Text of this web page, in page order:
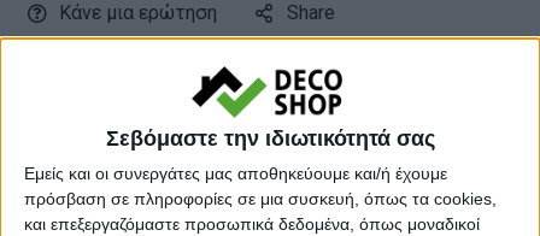
Σεβόμαστε την ιδιωτικότητά σας
Εμείς και οι συνεργάτες μας αποθηκεύουμε και/ή έχουμε
πρόσβαση σε πληροφορίες σε μια συσκευή, όπως τα cookies,
και επεξεργαζόμαστε προσωπικά δεδομένα, όπως μοναδικοί
Κάνε μια ερώτηση Share
Προιοντα μεσαίου βάρους
Κατηγορία:
ΦΩΤΙΣΤΙΚΑ ΟΡΟΦΗΣ
Tag:
ΦΩΤΙΣΤΙΚΑ ΟΡΟΦΗΣ
Μάρκα:Megapap